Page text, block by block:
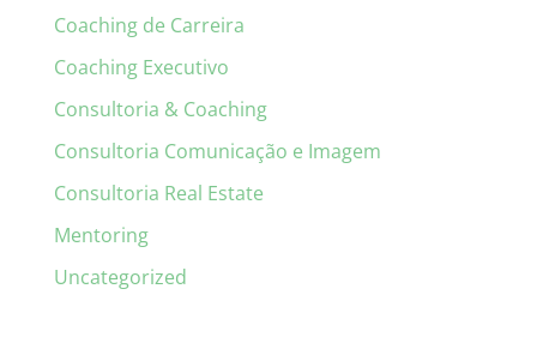
Coaching de Carreira
Coaching Executivo
Consultoria & Coaching
Consultoria Comunicação e Imagem
Consultoria Real Estate
Mentoring
Uncategorized